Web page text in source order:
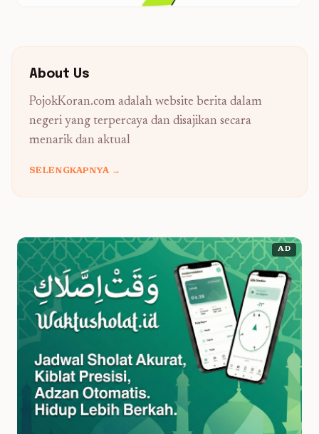
About Us
PojokKoran.com adalah website berita dalam
negeri yang terpercaya dan disajikan secara
menarik dan aktual
SELENGKAPNYA →
AD